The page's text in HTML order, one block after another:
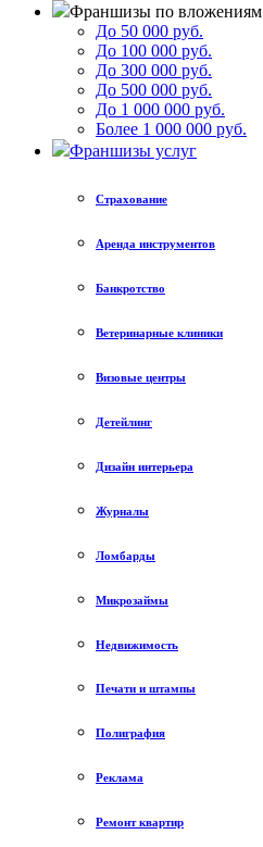
Франшизы по вложениям
До 50 000 руб.
До 100 000 руб.
До 300 000 руб.
До 500 000 руб.
До 1 000 000 руб.
Более 1 000 000 руб.
Франшизы услуг
Страхование
Аренда инструментов
Банкротство
Ветеринарные клиники
Визовые центры
Детейлинг
Дизайн интерьера
Журналы
Ломбарды
Микрозаймы
Недвижимость
Печати и штампы
Полиграфия
Реклама
Ремонт квартир